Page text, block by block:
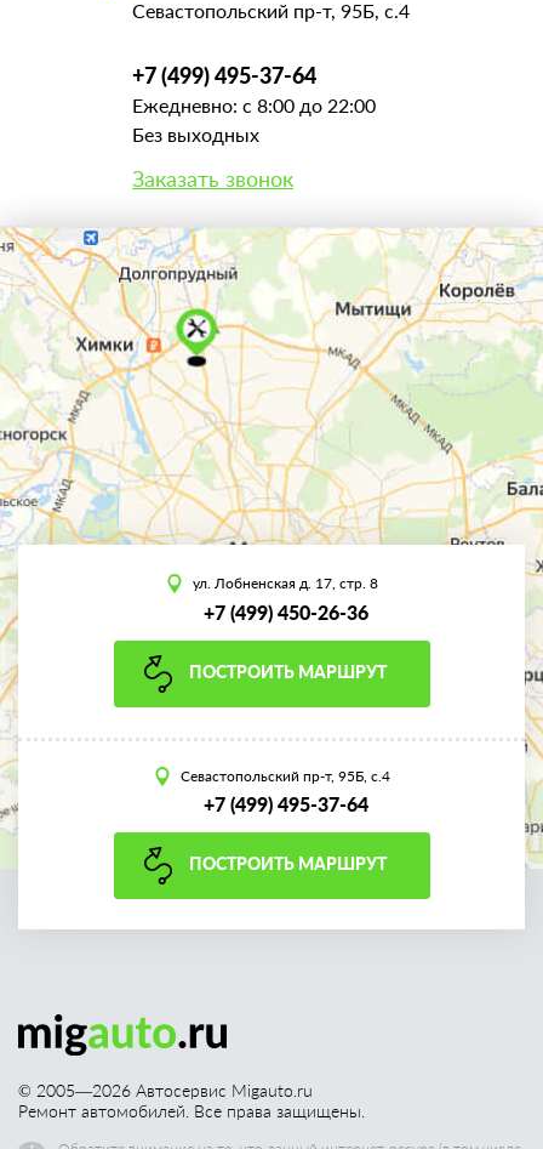
Севастопольский пр-т, 95Б, с.4
+7 (499) 495-37-64
Ежедневно: с 8:00 до 22:00
Без выходных
Заказать звонок
ул. Лобненская д. 17, стр. 8
+7 (499) 450-26-36
ПОСТРОИТЬ МАРШРУТ
Севастопольский пр-т, 95Б, с.4
+7 (499) 495-37-64
ПОСТРОИТЬ МАРШРУТ
© 2005—2026 Автосервис Migauto.ru
Ремонт автомобилей. Все права защищены.